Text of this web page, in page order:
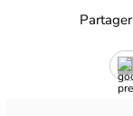
Partager